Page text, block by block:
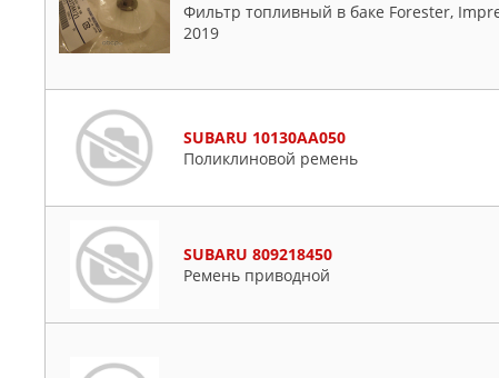
Фильтр топливный в баке Forester,
2019
SUBARU 10130AA050
Поликлиновой ремень
SUBARU 809218450
Ремень приводной